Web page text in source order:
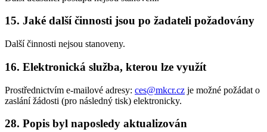
15. Jaké další činnosti jsou po žadateli požadovány
Další činnosti nejsou stanoveny.
16. Elektronická služba, kterou lze využít
Prostřednictvím e-mailové adresy: ces@mkcr.cz je možné požádat o
zaslání žádosti (pro následný tisk) elektronicky.
28. Popis byl naposledy aktualizován